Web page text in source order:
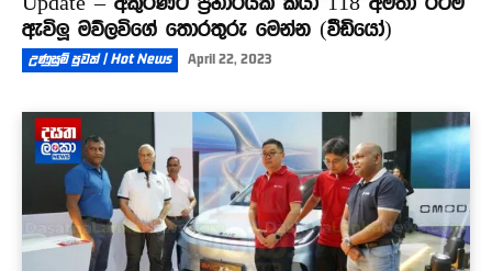
ඇවිලූ මව්ලවිගේ තොරතුරු මෙන්න (වීඩියෝ)
උණුසුම් පුවත් | Hot News April 22, 2023